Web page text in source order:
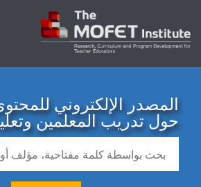
المصدر الإلكتروني
حول تدريب المعلمين